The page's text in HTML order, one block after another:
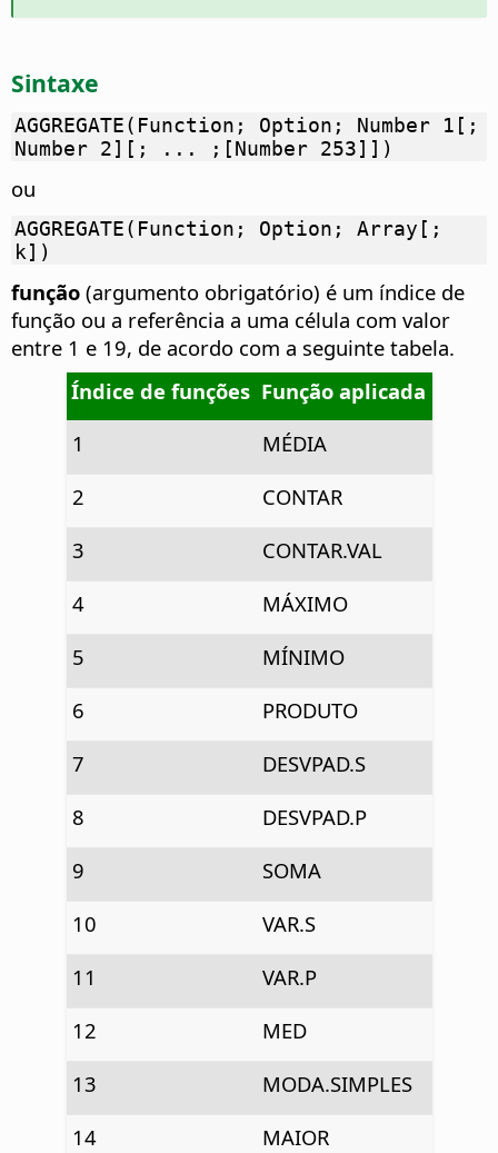
Sintaxe
AGGREGATE(Function; Option; Number 1[;
Number 2][; ... ;[Number 253]])
ou
AGGREGATE(Function; Option; Array[;
k])
função (argumento obrigatório) é um índice de
função ou a referência a uma célula com valor
entre 1 e 19, de acordo com a seguinte tabela.
Índice de funções Função aplicada
1
MÉDIA
2
CONTAR
3
CONTAR.VAL
4
MÁXIMO
5
MÍNIMO
6
PRODUTO
7
DESVPAD.S
8
DESVPAD.P
9
SOMA
10
VAR.S
11
VAR.P
12
MED
13
MODA.SIMPLES
14
MAIOR